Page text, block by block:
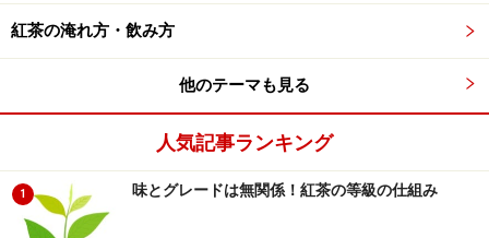
暑い夏 アイスティーで乗り越えよう
の内容です。
紅茶の淹れ方・飲み方
他のテーマも見る
人気記事ランキング
1 味とグレードは無関係！紅茶の等級の仕組み